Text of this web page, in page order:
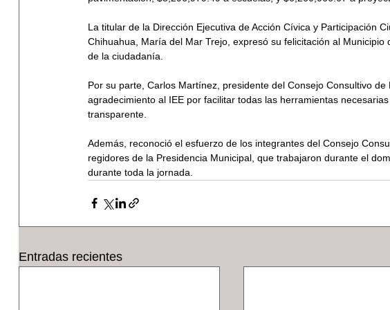
La titular de la Dirección Ejecutiva de Acción Cívica y Participación
Chihuahua, María del Mar Trejo, expresó su felicitación al
de la ciudadanía.
Por su parte, Carlos Martínez, presidente del Consejo Consultivo
agradecimiento al IEE por facilitar todas las herramientas
transparente.
Además, reconoció el esfuerzo de los integrantes del Consejo
regidores de la Presidencia Municipal, que trabajaron durante el
durante toda la jornada.
Entradas recientes